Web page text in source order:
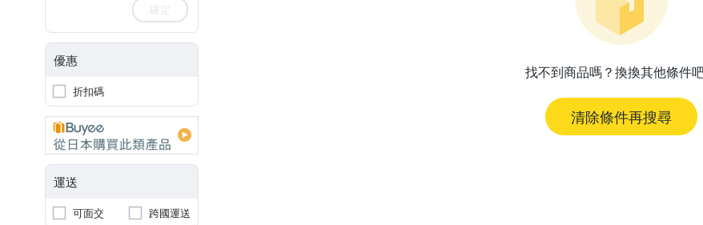
確定
優惠
折扣碼
運送
可面交 跨國運送
找不到商品嗎？換換其他條件吧
清除條件再搜尋